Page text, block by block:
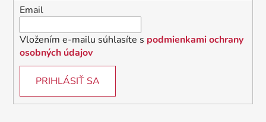
Email
Vložením e-mailu súhlasíte s podmienkami ochrany
osobných údajov
PRIHLÁSIŤ SA